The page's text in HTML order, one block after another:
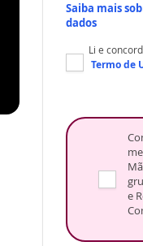
Saiba mais
dados
Li e
Termo de
e